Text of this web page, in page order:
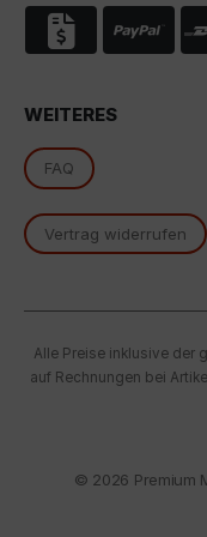
WEITERES
FAQ
Vertrag widerrufen
Alle Preise inklusive der
auf Rechnungen bei
© 2026 Premium
oben